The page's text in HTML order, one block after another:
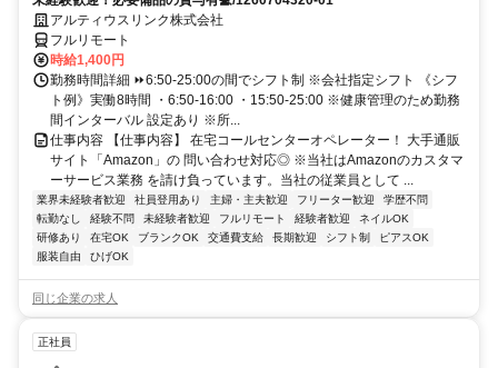
アルティウスリンク株式会社
フルリモート
時給1,400円
勤務時間詳細 ⏩6:50-25:00の間でシフト制 ※会社指定シフト 《シフ
ト例》実働8時間 ・6:50-16:00 ・15:50-25:00 ※健康管理のため勤務
間インターバル 設定あり ※所...
仕事内容 【仕事内容】 在宅コールセンターオペレーター！ 大手通販
サイト「Amazon」の 問い合わせ対応◎ ※当社はAmazonのカスタマ
ーサービス業務 を請け負っています。当社の従業員として ...
業界未経験者歓迎 社員登用あり 主婦・主夫歓迎 フリーター歓迎
学歴不問
転勤なし
経験不問 未経験者歓迎 フルリモート 経験者歓迎
ネイルOK
研修あり
在宅OK ブランクOK 交通費支給 長期歓迎 シフト制
ピアスOK
服装自由
ひげOK
同じ企業の求人
正社員